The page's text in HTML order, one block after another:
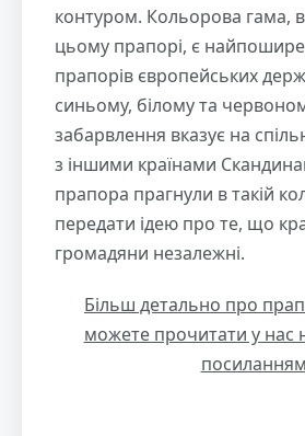
контуром. Кольорова гама,
цьому прапорі, є
прапорів європейських
синьому, білому та
забарвлення вказує на
з іншими країнами
прапора прагнули в такій
передати ідею про те, що
громадяни незалежні.
Більш детально про
можете прочитати у нас